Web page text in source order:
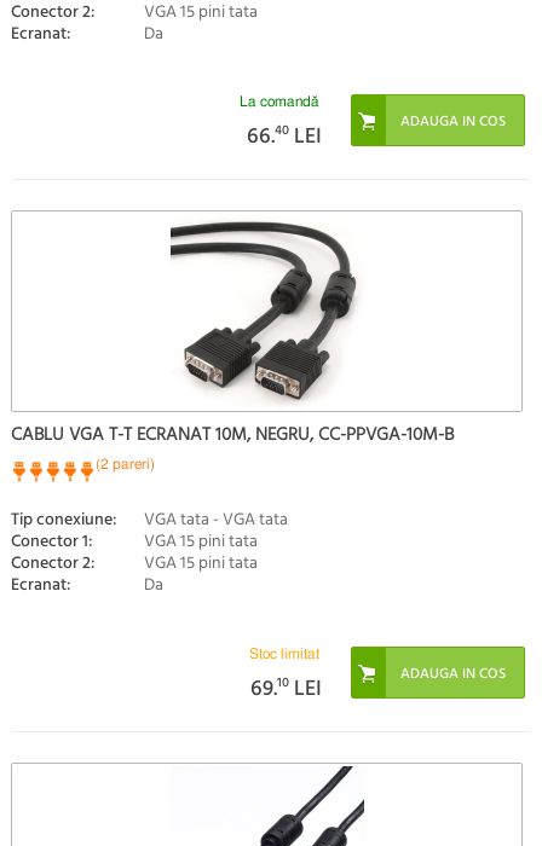
Conector 2: VGA 15 pini tata
Ecranat: Da
La comandă
66.40 LEI
CABLU VGA T-T ECRANAT 10M, NEGRU, CC-PPVGA-10M-B
(2 pareri)
Tip conexiune: VGA tata - VGA tata
Conector 1: VGA 15 pini tata
Conector 2: VGA 15 pini tata
Ecranat: Da
Stoc limitat
69.10 LEI